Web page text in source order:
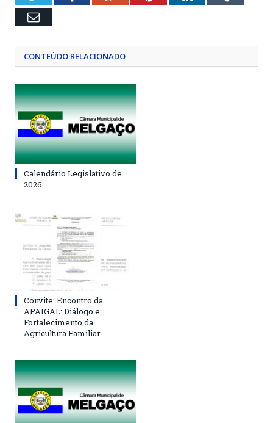
Email
CONTEÚDO RELACIONADO
Calendário Legislativo de
2026
Convite: Encontro da
APAIGAL: Diálogo e
Fortalecimento da
Agricultura Familiar